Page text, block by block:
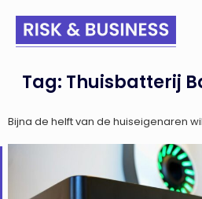
Tag: Thuisbatterij
Bijna de helft van de huiseigenaren